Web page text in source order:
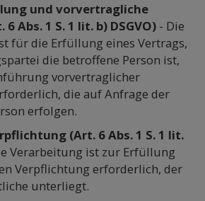
und vorvertragliche
Abs. 1 S. 1 lit. b) DSGVO) - Die
für die Erfüllung eines Vertrags,
die betroffene Person ist,
vorvertraglicher
die auf Anfrage der
erfolgen.
(Art. 6 Abs. 1 S. 1 lit.
Verarbeitung ist zur Erfüllung
Verpflichtung erforderlich, der
unterliegt.